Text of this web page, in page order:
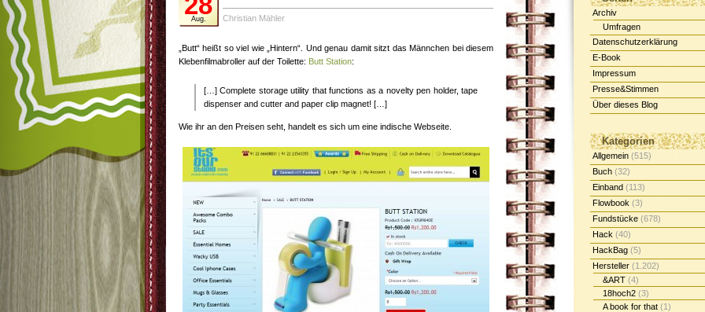
Aug. Christian Mähler
„Butt“ heißt so viel wie „Hintern“. Und genau damit sitzt das Männchen bei diesem
Klebenfilmabroller auf der Toilette: Butt Station:
[…] Complete storage utility that functions as a novelty pen holder, tape
dispenser and cutter and paper clip magnet! […]
Wie ihr an den Preisen seht, handelt es sich um eine indische Webseite.
Archiv
Umfragen
Datenschutzerklärung
E-Book
Impressum
Presse&Stimmen
Über dieses Blog
Kategorien
Allgemein (515)
Buch (32)
Einband (113)
Flowbook (3)
Fundstücke (678)
Hack (40)
HackBag (5)
Hersteller (1.202)
&ART (4)
18hoch2 (3)
A book for that (1)